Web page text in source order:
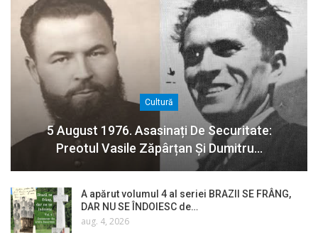
Cultură
5 August 1976. Asasinați De Securitate:
Preotul Vasile Zăpârțan Și Dumitru…
A apărut volumul 4 al seriei BRAZII SE FRÂNG,
DAR NU SE ÎNDOIESC de…
aug. 4, 2026